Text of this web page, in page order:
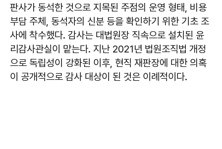
판사가 동석한 것으로 지목된 주점의 운영 형태, 비용
부담 주체, 동석자의 신분 등을 확인하기 위한 기초 조
사에 착수했다. 감사는 대법원장 직속으로 설치된 윤
리감사관실이 맡는다. 지난 2021년 법원조직법 개정
으로 독립성이 강화된 이후, 현직 재판장에 대한 의혹
이 공개적으로 감사 대상이 된 것은 이례적이다.